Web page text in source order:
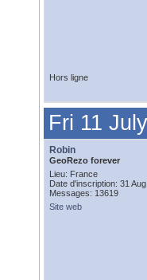
Hors ligne
Fri 11
Robin
GeoRezo forever
Lieu: France
Date d'inscription: 31
Messages: 13619
Site web